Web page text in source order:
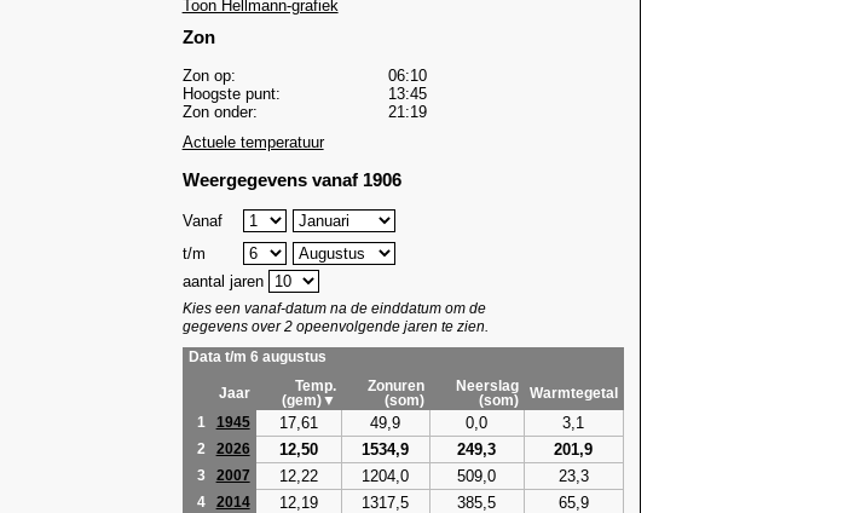
Toon Hellmann-grafiek
Zon
Zon op:
06:10
Hoogste punt:
13:45
Zon onder:
21:19
Actuele temperatuur
Weergegevens vanaf 1906
Vanaf
t/m
aantal jaren
Kies een vanaf-datum na de einddatum om de
gegevens over 2 opeenvolgende jaren te zien.
Data t/m 6 augustus
Jaar
Temp.
(gem)▼
Zonuren
(som)
Neerslag
(som)
Warmtegetal
1
1945 17,61 49,9 0,0 3,1
2 2026 12,50 1534,9 249,3 201,9
3 2007 12,22 1204,0 509,0 23,3
4 2014 12,19 1317,5 385,5 65,9